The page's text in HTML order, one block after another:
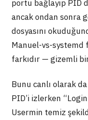
portu bağlayıp PID
ancak ondan sonra
dosyasını
Manuel-vs-systemd
farkıdır — gizemli
Bunu canlı olarak
PID’i izlerken
Usermin temiz